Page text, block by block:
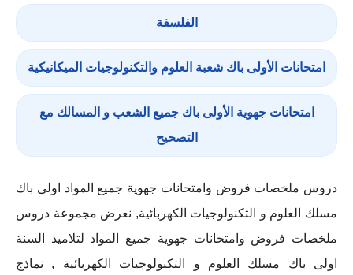
الفلسفة
امتحانات الأولى باك شعبة العلوم والتكنولوجيات الميكانيكية
امتحانات جهوية الأولى باك جميع الشعب و المسالك مع
التصحيح
دروس ملخصات فروض وامتحانات جهوية جميع المواد اولى باك
مسلك العلوم و التكنولوجيات الكهربائية, نعرض مجموعة دروس
ملخصات فروض وامتحانات جهوية جميع المواد لتلاميذ السنة
اولى باك مسلك العلوم و التكنولوجيات الكهربائية , نماذج